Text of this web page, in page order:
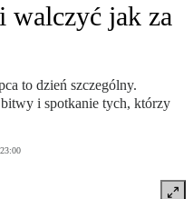
walczyć jak za
to dzień szczególny.
i spotkanie tych, którzy